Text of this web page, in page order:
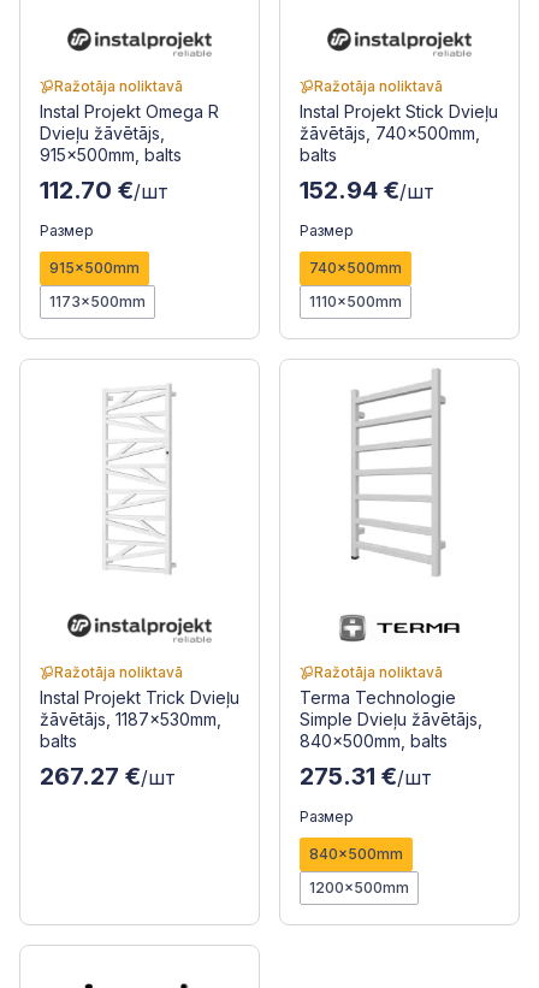
Ražotāja noliktavā
Instal Projekt Omega R
Dvieļu žāvētājs,
915x500mm, balts
112.70 €/шт
Размер
915x500mm
1173x500mm
Ražotāja noliktavā
Instal Projekt Stick Dvieļu
žāvētājs, 740x500mm,
balts
152.94 €/шт
Размер
740x500mm
1110x500mm
Ražotāja noliktavā
Instal Projekt Trick Dvieļu
žāvētājs, 1187x530mm,
balts
267.27 €/шт
Ražotāja noliktavā
Terma Technologie
Simple Dvieļu žāvētājs,
840x500mm, balts
275.31 €/шт
Размер
840x500mm
1200x500mm